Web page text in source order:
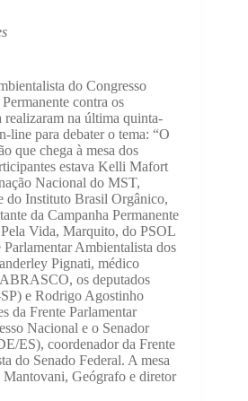
do Congresso
contra os
na última quinta-
line para debater o tema: “O
que chega à mesa dos
estava Kelli Mafort
Nacional do MST,
do Instituto Brasil Orgânico,
da Campanha Permanente
Vida, Marquito, do PSOL
Ambientalista dos
Pignati, médico
os deputados
e Rodrigo Agostinho
da Frente Parlamentar
Nacional e o Senador
ES), coordenador da Frente
do Senado Federal. A mesa
Geógrafo e diretor